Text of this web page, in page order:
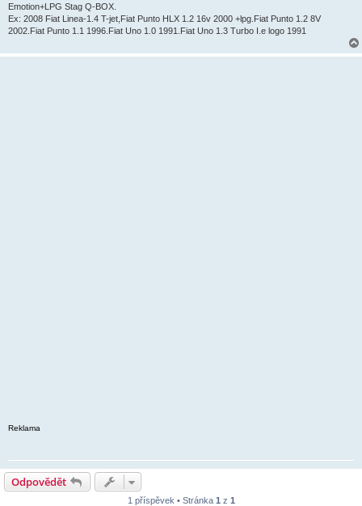
Emotion+LPG Stag Q-BOX.
Ex: 2008 Fiat Linea-1.4 T-jet,Fiat Punto HLX 1.2 16v 2000 +lpg.Fiat Punto 1.2 8V
2002.Fiat Punto 1.1 1996.Fiat Uno 1.0 1991.Fiat Uno 1.3 Turbo I.e logo 1991
Reklama
Odpovědět
1 příspěvek • Stránka 1 z 1